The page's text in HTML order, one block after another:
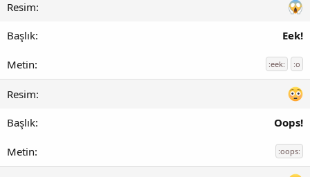
Eek!
:eek: :o
Oops!
:oops: